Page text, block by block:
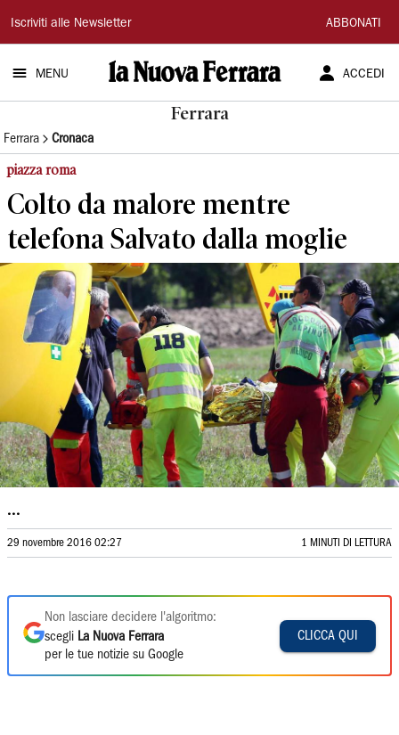
La
Nuova
Ferrara
Iscriviti alle Newsletter ABBONATI
MENU ACCEDI
Ferrara
Ferrara Cronaca
piazza roma
Colto da malore mentre
telefona Salvato dalla moglie
...
29 novembre 2016 02:27 1 MINUTI DI LETTURA
Non lasciare decidere l'algoritmo:
scegli La Nuova Ferrara
per le tue notizie su Google
CLICCA QUI